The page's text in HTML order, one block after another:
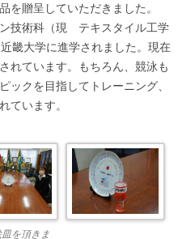
を贈呈していただきました。
技術科（現 テキスタイル工学
畿大学に進学されました。現在
れています。もちろん、競泳も
ックを目指してトレーニング、
ています。
を頂きま